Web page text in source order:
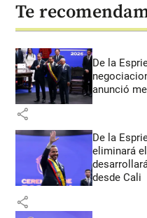
Te
De la
anunció
share
De la
eliminará
desde Cali
share